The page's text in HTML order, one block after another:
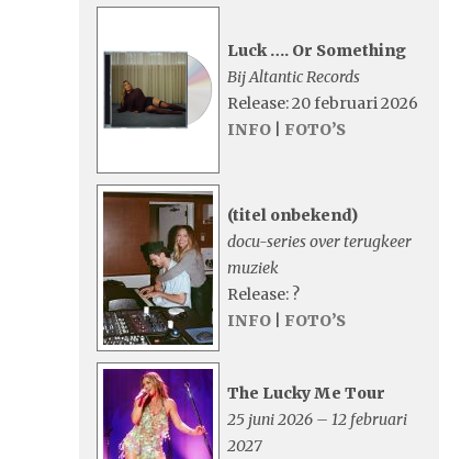
Luck …. Or Something
Bij Altantic Records
Release: 20 februari 2026
INFO
FOTO’S
(titel onbekend)
docu-series over terugkeer
muziek
Release: ?
INFO
FOTO’S
The Lucky Me Tour
25 juni 2026 – 12 februari
2027